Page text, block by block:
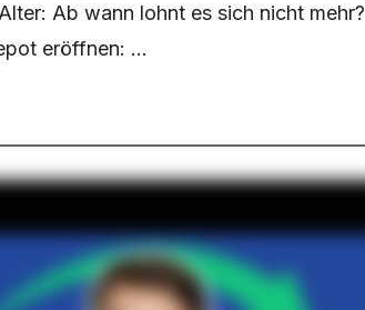
Ab wann lohnt es sich nicht mehr?
eröffnen: ...